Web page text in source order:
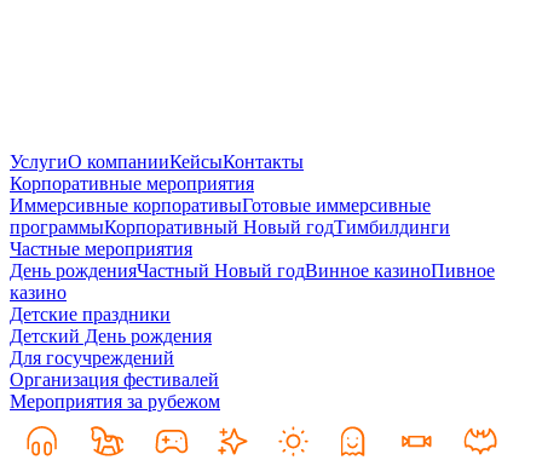
УслугиО компанииКейсыКонтакты
Корпоративные мероприятия
Иммерсивные корпоративыГотовые иммерсивные
программыКорпоративный Новый годТимбилдинги
Частные мероприятия
День рожденияЧастный Новый годВинное казиноПивное
казино
Детские праздники
Детский День рождения
Для госучреждений
Организация фестивалей
Мероприятия за рубежом